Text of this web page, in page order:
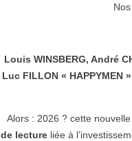
Louis WINSBERG, André
Luc FILLON « HAPPYMEN
Alors : 2026 ? cette
de lecture liée à